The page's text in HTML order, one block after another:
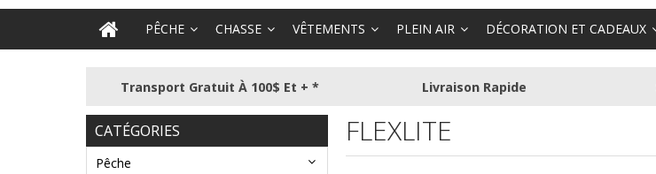
PÊCHE CHASSE VÊTEMENTS PLEIN AIR DÉCORATION ET CADEAUX
Transport Gratuit À 100$ Et + * Livraison Rapide
CATÉGORIES
Pêche
FLEXLITE